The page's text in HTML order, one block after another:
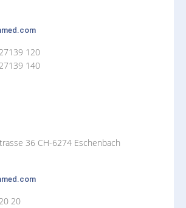
120
140
36 CH-6274 Eschenbach
20